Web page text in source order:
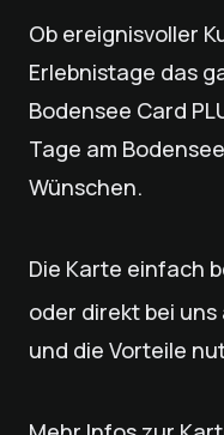
Ob ereignisvoller
Erlebnistage das
Bodensee Card
Tage am
Wünschen.
Die Karte einfach
oder direkt bei
und die Vorteile